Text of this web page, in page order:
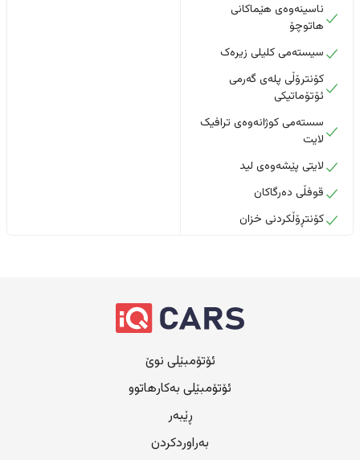
ناسینەوەی هێماکانی
هاتوچۆ
سیستەمی کلیلی زیرەک
کۆنترۆڵی پلەی گەرمی
ئۆتۆماتیکی
سستەمی کوژانەوەی ترافیک
لایت
لایتی پێشەوەی لید
قوفڵی دەرگاکان
کۆنتڕۆڵکردنی خزان
ئۆتۆمبێلی نوێ
ئۆتۆمبێلی بەکارهاتوو
ڕێبەر
بەراوردکردن